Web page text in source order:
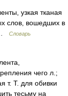
узкая тканая
слов, вошедших в
Словарь
чего л.;
т. Т. для обивки
тесьму на